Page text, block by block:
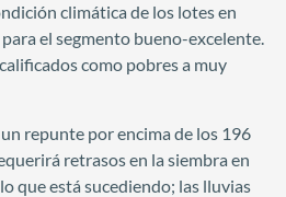
climática de los lotes en
el segmento bueno-excelente.
como pobres a muy
repunte por encima de los 196
retrasos en la siembra en
que está sucediendo; las lluvias